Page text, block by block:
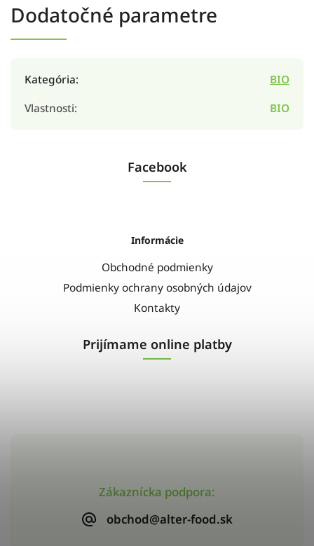
Dodatočné parametre
Kategória:
BIO
Vlastnosti: BIO
Zákaznícka podpora:
obchod@alter-food.sk
Facebook
Informácie
Obchodné podmienky
Podmienky ochrany osobných údajov
Kontakty
Prijímame online platby